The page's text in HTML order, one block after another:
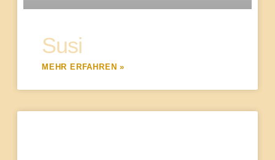
Susi
MEHR ERFAHREN »